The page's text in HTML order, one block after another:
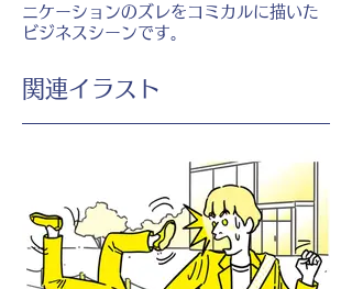
ニケーションのズレをコミカルに描いた
ビジネスシーンです。
​関連イラスト